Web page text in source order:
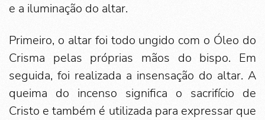
e a iluminação do altar.
Primeiro, o altar foi todo ungido com o Óleo do
Crisma pelas próprias mãos do bispo. Em
seguida, foi realizada a insensação do altar. A
queima do incenso significa o sacrifício de
Cristo e também é utilizada para expressar que